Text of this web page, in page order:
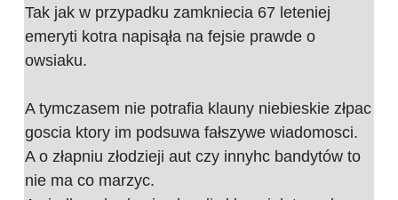
Tak jak w przypadku zamkniecia 67 leteniej
emeryti kotra napisąła na fejsie prawde o
owsiaku.
A tymczasem nie potrafia klauny niebieskie złpac
goscia ktory im podsuwa fałszywe wiadomosci.
A o złapniu złodzieji aut czy innyhc bandytów to
nie ma co marzyc.